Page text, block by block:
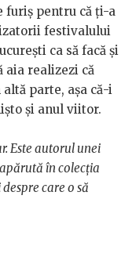
furiș pentru că ți-a
festivalului
ca să facă și
aia realizezi că
parte, așa că-i
și anul viitor.
Este autorul unei
în colecția
care o să